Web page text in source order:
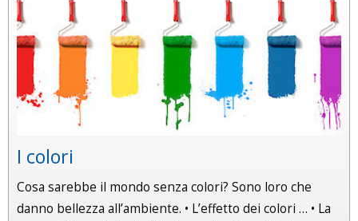
I colori
Cosa sarebbe il mondo senza colori? Sono loro che
danno bellezza all’ambiente. • L’effetto dei colori … • La